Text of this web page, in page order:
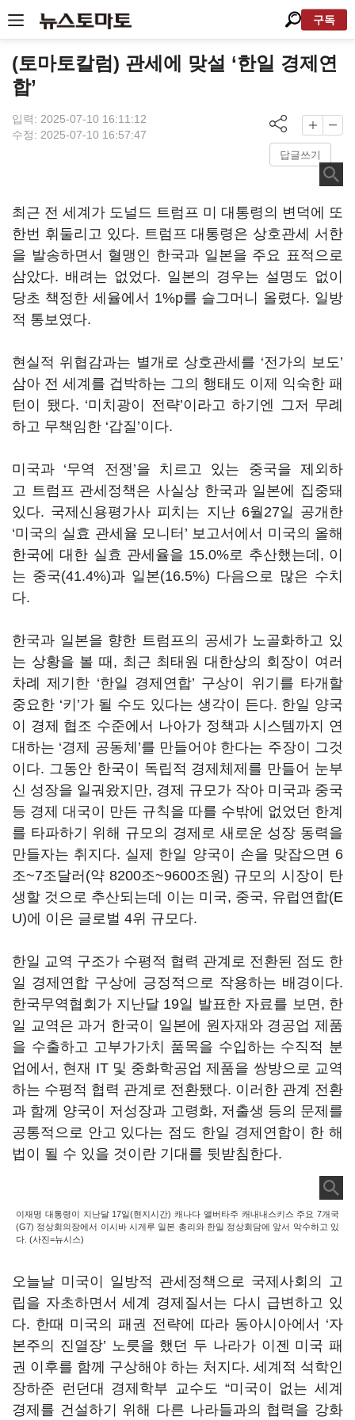
구독
(토마토칼럼) 관세에 맞설 ‘한일 경제연
합’
입력: 2025-07-10 16:11:12
수정: 2025-07-10 16:57:47
답글쓰기
최근 전 세계가 도널드 트럼프 미 대통령의 변덕에 또
한번 휘둘리고 있다. 트럼프 대통령은 상호관세 서한
을 발송하면서 혈맹인 한국과 일본을 주요 표적으로
삼았다. 배려는 없었다. 일본의 경우는 설명도 없이
당초 책정한 세율에서 1%p를 슬그머니 올렸다. 일방
적 통보였다.
현실적 위협감과는 별개로 상호관세를 ‘전가의 보도’
삼아 전 세계를 겁박하는 그의 행태도 이제 익숙한 패
턴이 됐다. ‘미치광이 전략’이라고 하기엔 그저 무례
하고 무책임한 ‘갑질’이다.
미국과 ‘무역 전쟁’을 치르고 있는 중국을 제외하
고 트럼프 관세정책은 사실상 한국과 일본에 집중돼
있다. 국제신용평가사 피치는 지난 6월 27일 공개한
‘미국의 실효 관세율 모니터 ’ 보고서에서 미국의 올해
한국에 대한 실효 관세율을 15.0%로 추산했는데 , 이
는 중국(41.4%)과 일본(16.5%) 다음으로 많은 수치
다.
한국과 일본을 향한 트럼프의 공세가 노골화하고 있
는 상황을 볼 때, 최근 최태원 대한상의 회장이 여러
차례 제기한 ‘한일 경제연합’ 구상이 위기를 타개할
중요한 ‘키 ’가 될 수도 있다는 생각이 든다. 한일 양국
이 경제 협조 수준에서 나아가 정책과 시스템까지 연
대하는 ‘경제 공동체 ’를 만들어야 한다는 주장이 그것
이다. 그동안 한국이 독립적 경제체제를 만들어 눈부
신 성장을 일궈왔지만, 경제 규모가 작아 미국과 중국
등 경제 대국이 만든 규칙을 따를 수밖에 없었던 한계
를 타파하기 위해 규모의 경제로 새로운 성장 동력을
만들자는 취지다. 실제 한일 양국이 손을 맞잡으면 6
조~7조달러 (약 8200조~9600조원) 규모의 시장이 탄
생할 것으로 추산되는데
이는 미국, 중국, 유럽연합(E
U)에 이은 글로벌 4위 규모다.
한일 교역 구조가 수평적 협력 관계로 전환된 점도 한
일 경제연합 구상에 긍정적으로 작용하는 배경이다.
한국무역협회가 지난달 19일 발표한 자료를 보면, 한
일 교역은 과거 한국이 일본에 원자재와 경공업 제품
을 수출하고 고부가가치 품목을 수입하는 수직적 분
업에서 , 현재 IT 및 중화학공업 제품을 쌍방으로 교역
하는 수평적 협력 관계로 전환됐다. 이러한 관계 전환
과 함께 양국이 저성장과 고령화, 저출생 등의 문제를
공통적으로 안고 있다는 점도 한일 경제연합이 한 해
법이 될 수 있을 것이란 기대를 뒷받침한다.
이재명 대통령이 지난달 17일(현지시간) 캐나다 앨버타주 캐내내스키스 주요 7개국
(G7) 정상회의장에서 이시바 시게루 일본 총리와 한일 정상회담에 앞서 악수하고 있
다. (사진=뉴시스)
오늘날 미국이 일방적 관세정책으로 국제사회의 고
립을 자초하면서 세계 경제질서는 다시 급변하고 있
다. 한때 미국의 패권 전략에 따라 동아시아에서 ‘자
본주의 진열장’ 노릇을 했던 두 나라가 이젠 미국 패
권 이후를 함께 구상해야 하는 처지다. 세계적 석학인
장하준 런던대 경제학부 교수도 “미국이 없는 세계
경제를 건설하기 위해 다른 나라들과의 협력을 강화